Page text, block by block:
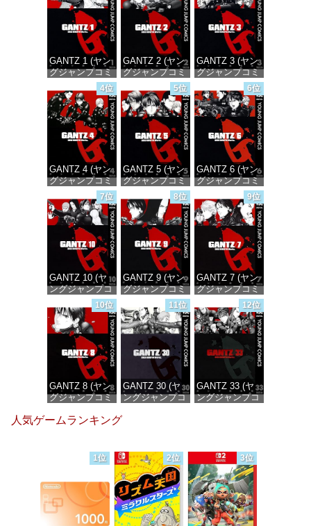
GANTZ 1 (ヤン
グジャンプコミ
ックスDIGITAL)
価格：¥100
GANTZ 2 (ヤン
グジャンプコミ
ックスDIGITAL)
価格：¥100
GANTZ 3 (ヤン
グジャンプコミ
ックスDIGITAL)
価格：¥100
4位
GANTZ 4 (ヤン
グジャンプコミ
ックスDIGITAL)
価格：¥100
5位
GANTZ 5 (ヤン
グジャンプコミ
ックスDIGITAL)
価格：¥100
6位
GANTZ 6 (ヤン
グジャンプコミ
ックスDIGITAL)
価格：¥100
7位
GANTZ 10 (ヤ
ングジャンプコ
DIGITAL)
価格：¥100
8位
GANTZ 9 (ヤン
グジャンプコミ
ックスDIGITAL)
価格：¥100
9位
GANTZ 7 (ヤン
グジャンプコミ
ックスDIGITAL)
価格：¥100
10位
GANTZ 8 (ヤン
グジャンプコミ
11位
GANTZ 30 (ヤ
ングジャンプコ
12位
GANTZ 33 (ヤ
ングジャンプコ
人気ゲームランキング
1位 2位 3位